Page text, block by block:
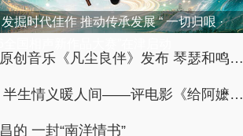
掘时代佳作 推动传承发展 “ 一切归哏 ·
灵魂词作家许鹏原创音乐《凡尘良伴》发布 琴瑟和鸣人间值得
一纸侨批载山海 半生情义暖人间——评电影《给阿嬷的情书》
的 一封“南洋情书”